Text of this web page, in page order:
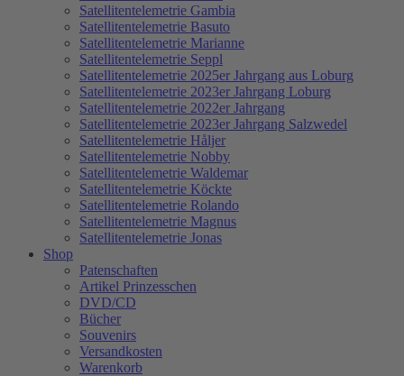
Satellitentelemetrie Gambia
Satellitentelemetrie Basuto
Satellitentelemetrie Marianne
Satellitentelemetrie Seppl
Satellitentelemetrie 2025er Jahrgang aus Loburg
Satellitentelemetrie 2023er Jahrgang Loburg
Satellitentelemetrie 2022er Jahrgang
Satellitentelemetrie 2023er Jahrgang Salzwedel
Satellitentelemetrie Håljer
Satellitentelemetrie Nobby
Satellitentelemetrie Waldemar
Satellitentelemetrie Köckte
Satellitentelemetrie Rolando
Satellitentelemetrie Magnus
Satellitentelemetrie Jonas
Shop
Patenschaften
Artikel Prinzesschen
DVD/CD
Bücher
Souvenirs
Versandkosten
Warenkorb